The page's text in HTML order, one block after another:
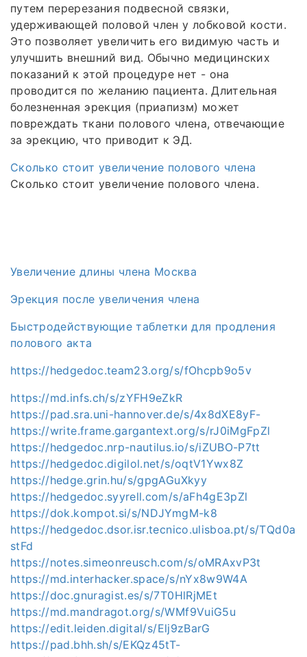
путем перерезания подвесной связки,
удерживающей половой член у лобковой кости.
Это позволяет увеличить его видимую часть и
улучшить внешний вид. Обычно медицинских
показаний к этой процедуре нет - она
проводится по желанию пациента. Длительная
болезненная эрекция (приапизм) может
повреждать ткани полового члена, отвечающие
за эрекцию, что приводит к ЭД.
Сколько стоит увеличение полового члена
Сколько стоит увеличение полового члена.
Увеличение длины члена Москва
Эрекция после увеличения члена
Быстродействующие таблетки для продления
полового акта
https://hedgedoc.team23.org/s/fOhcpb9o5v
https://md.infs.ch/s/zYFH9eZkR
https://pad.sra.uni-hannover.de/s/4x8dXE8yF-
https://write.frame.gargantext.org/s/rJ0iMgFpZl
https://hedgedoc.nrp-nautilus.io/s/iZUBO-P7tt
https://hedgedoc.digilol.net/s/oqtV1Ywx8Z
https://hedge.grin.hu/s/gpgAGuXkyy
https://hedgedoc.syyrell.com/s/aFh4gE3pZl
https://dok.kompot.si/s/NDJYmgM-k8
https://hedgedoc.dsor.isr.tecnico.ulisboa.pt/s/TQd0a
stFd
https://notes.simeonreusch.com/s/oMRAxvP3t
https://md.interhacker.space/s/nYx8w9W4A
https://doc.gnuragist.es/s/7T0HlRjMEt
https://md.mandragot.org/s/WMf9VuiG5u
https://edit.leiden.digital/s/Elj9zBarG
https://pad.bhh.sh/s/EKQz45tT-